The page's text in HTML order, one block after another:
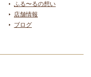
ふる〜るの想い
店舗情報
ブログ